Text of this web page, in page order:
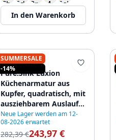
In den Warenkorb
SUMMERSALE
-14%
PURE.SINK
Pure.Sink Luxion
Küchenarmatur aus
Kupfer, quadratisch, mit
ausziehbarem Auslauf
PLXSQUA-62
Neue Lager werden am 12-
08-2026 erwartet
282,39 €243,97 €